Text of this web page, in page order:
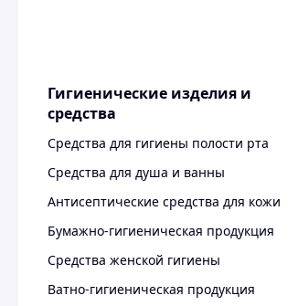
Гигиенические изделия и
средства
Средства для гигиены полости рта
Средства для душа и ванны
Антисептические средства для кожи
Бумажно-гигиеническая продукция
Средства женской гигиены
Ватно-гигиеническая продукция